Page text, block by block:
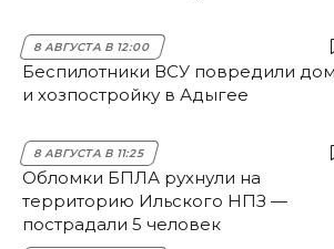
8 АВГУСТА В 12:00
Беспилотники ВСУ повредили дом
и хозпостройку в Адыгее
8 АВГУСТА В 11:25
Обломки БПЛА рухнули на
территорию Ильского НПЗ —
пострадали 5 человек